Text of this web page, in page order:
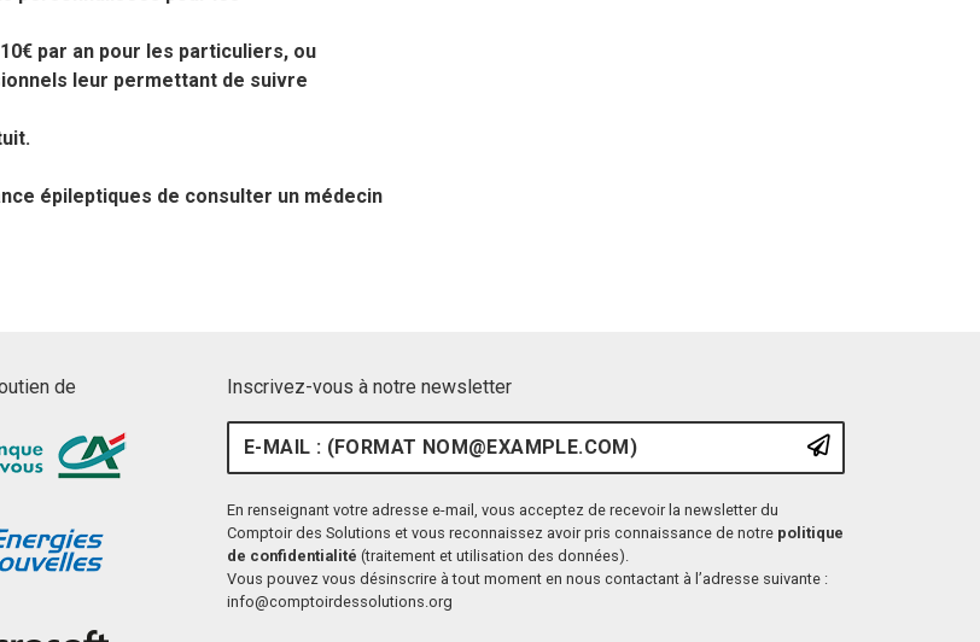
par an pour les particuliers, ou
leur permettant de suivre
épileptiques de consulter un médecin
de Inscrivez-vous à notre newsletter
E-mail : (format nom@example.com)
En renseignant votre adresse e-mail, vous acceptez de recevoir la newsletter du
Comptoir des Solutions et vous reconnaissez avoir pris connaissance de notre politique
de confidentialité (traitement et utilisation des données).
Vous pouvez vous désinscrire à tout moment en nous contactant à l’adresse suivante :
info@comptoirdessolutions.org